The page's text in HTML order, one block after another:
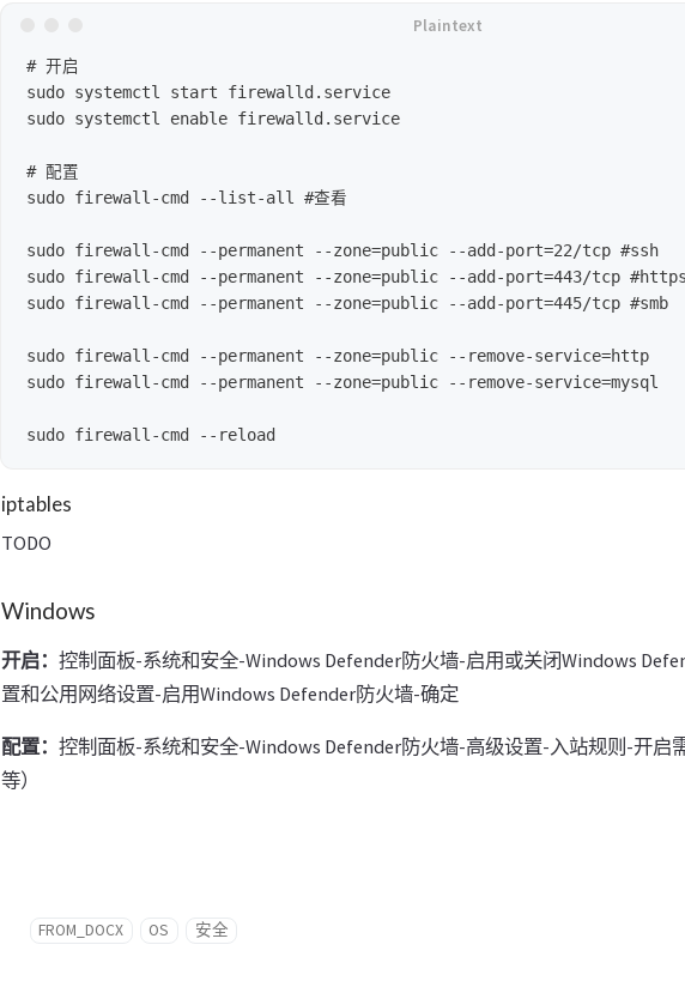
# 开启
sudo systemctl start firewalld.service
sudo systemctl enable firewalld.service
# 配置
sudo firewall-cmd --list-all #查看
sudo firewall-cmd --permanent --zone=public --add-port=22/tcp #ssh
sudo firewall-cmd --permanent --zone=public --add-port=443/tcp #https
sudo firewall-cmd --permanent --zone=public --add-port=445/tcp #smb
sudo firewall-cmd --permanent --zone=public --remove-service=http
sudo firewall-cmd --permanent --zone=public --remove-service=mysql
iptables
TODO
Windows
开启： 控制面板-系统和安全-Windows Defender防火墙-启用或关闭Windows
置和公用网络设置-启用Windows Defender防火墙-确定
配置： 控制面板-系统和安全-Windows Defender防火墙-高级设置-入站规则-开启
等）
FROM_DOCX OS 安全